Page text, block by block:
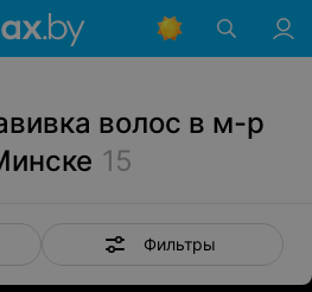
волос в м-р
15
Фильтры